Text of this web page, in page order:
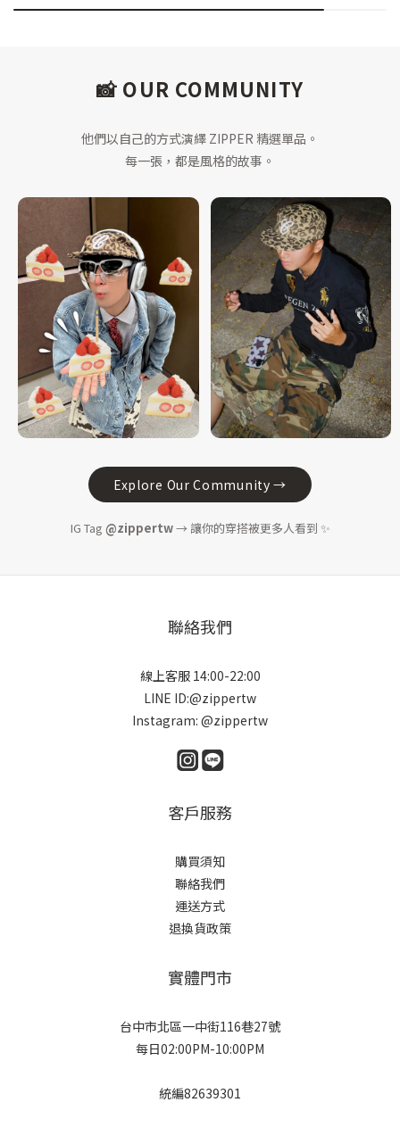
📸 OUR COMMUNITY
他們以自己的方式演繹 ZIPPER 精選單品。
每一張，都是風格的故事。
Explore Our Community →
IG Tag @zippertw→ 讓你的穿搭被更多人看到 ✨
聯絡我們
線上客服 14:00-22:00
LINE ID:@zippertw
Instagram: @zippertw
客戶服務
購買須知
聯絡我們
運送方式
退換貨政策
實體門市
台中市北區一中街116巷27號
每日02:00PM-10:00PM
統編82639301